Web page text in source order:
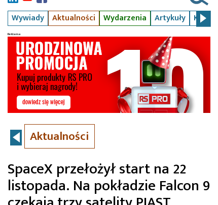
Wywiady Aktualności Wydarzenia Artykuły Kursy
Aktualności
SpaceX przełożył start na 22
listopada. Na pokładzie Falcon 9